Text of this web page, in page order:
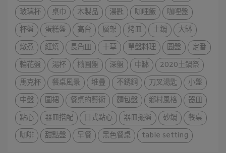
玻璃杯
桌巾 木製品 湯匙 咖哩飯
咖哩盤
杯盤
蛋糕盤 高台 層架 烤皿 土鍋
大缽
燉煮
紅燒 長角皿 十草 單盤料理 圓盤
定番
輪花盤
湯杯 橢圓盤 深盤 中缽
2020土鍋祭
馬克杯
餐桌風景 堆疊 不銹鋼 刀叉湯匙
小盤
中盤
圍裙 餐桌的藝術 麵包盤 鄉村風格
器皿
點心
器皿搭配 日式點心 器皿擺盤 砂鍋
餐桌
咖啡
甜點盤 早餐 黑色餐桌 table setting